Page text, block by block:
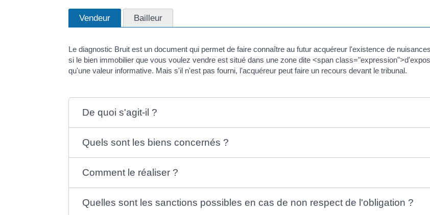
Vendeur Bailleur
Le diagnostic Bruit est un document qui permet de faire connaître au futur acquéreur l'existence de
si le bien immobilier que vous voulez vendre est situé dans une zone dite <span
qu'une valeur informative. Mais s'il n'est pas fourni, l'acquéreur peut faire un recours devant le tribunal.
De quoi s'agit-il ?
Quels sont les biens concernés ?
Comment le réaliser ?
Quelles sont les sanctions possibles en cas de non respect de l'obligation ?